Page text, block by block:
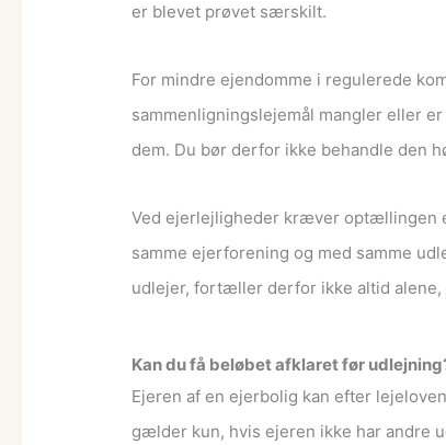
er blevet prøvet særskilt.
For mindre ejendomme i regulerede
sammenligningslejemål mangler eller
dem. Du bør derfor ikke behandle den
Ved ejerlejligheder kræver optællingen
samme ejerforening og med samme
udlejer, fortæller derfor ikke altid
Kan du få beløbet afklaret før
Ejeren af en ejerbolig kan efter
gælder kun, hvis ejeren ikke har andre